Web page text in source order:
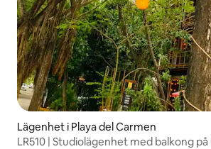
Lägenhet i Playa del Carmen
LR510 | Studiolägenhet med balkong på